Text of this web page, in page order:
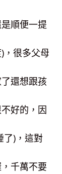
順便一提
，很多父母
還想跟孩
好的，因
了)，這對
千萬不要